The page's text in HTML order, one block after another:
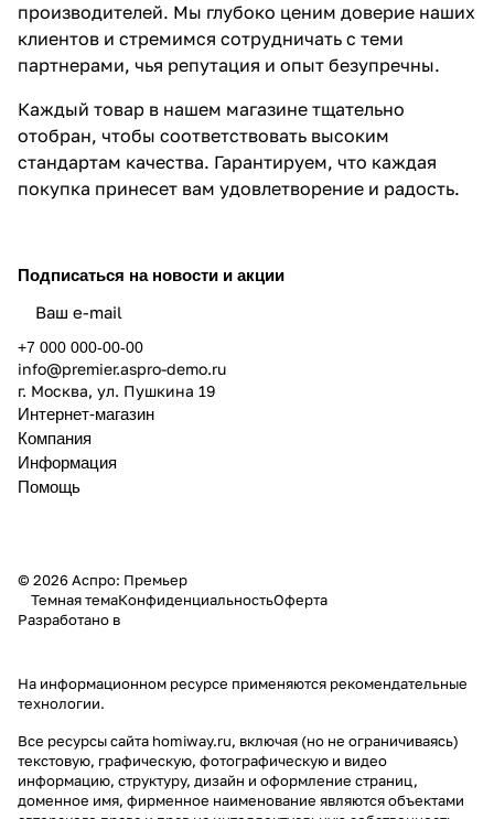
производителей. Мы глубоко ценим доверие наших
клиентов и стремимся сотрудничать с теми
партнерами, чья репутация и опыт безупречны.
Каждый товар в нашем магазине тщательно
отобран, чтобы соответствовать высоким
стандартам качества. Гарантируем, что каждая
покупка принесет вам удовлетворение и радость.
Подписаться на новости и акции
+7 000 000-00-00
info@premier.aspro-demo.ru
г. Москва, ул. Пушкина 19
Интернет-магазин
Компания
Информация
Помощь
© 2026 Аспро: Премьер
Темная темаКонфиденциальностьОферта
Разработано в
На информационном ресурсе применяются рекомендательные
технологии.
Все ресурсы сайта homiway.ru, включая (но не ограничиваясь)
текстовую, графическую, фотографическую и видео
информацию, структуру, дизайн и оформление страниц,
доменное имя, фирменное наименование являются объектами